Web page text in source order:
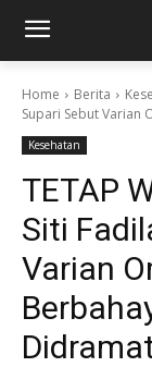
Home Berita
Supari Sebut Varian
Kesehatan
TETAP
Siti
Varian